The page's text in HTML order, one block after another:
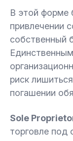
В этой форме
привлечении
собственный
риск
погашении
Sole
торговле под